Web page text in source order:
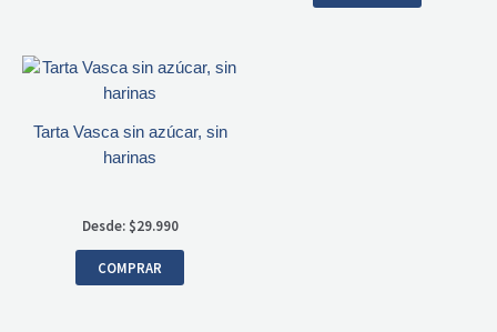
Tarta Vasca sin azúcar, sin
harinas
Desde: $29.990
COMPRAR